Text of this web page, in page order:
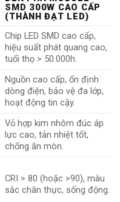
SMD 300W CAO CẤP
(THÀNH ĐẠT LED)
Chip LED SMD cao cấp,
hiệu suất phát quang cao,
tuổi thọ > 50.000h.
Nguồn cao cấp, ổn định
dòng điện, bảo vệ đa lớp,
hoạt động tin cậy.
Vỏ hợp kim nhôm đúc áp
lực cao, tản nhiệt tốt,
chống ăn mòn.
CRI > 80 (hoặc >90), màu
sắc chân thực, sống động.